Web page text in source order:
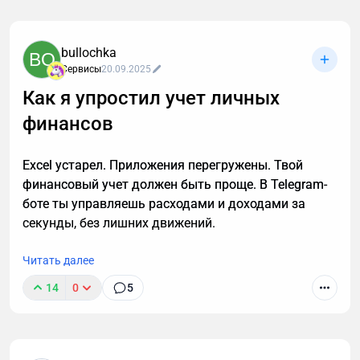
нативными приложениями и Telegram Mini Apps.
Речь пойдет о глобальных отличиях, которые
сильнее всего влияют на принятие решения
бизнеса о выборе того или иного сервиса/
платформы.
BO bullochka
Сервисы20.09.2025
Как я упростил учет личных
финансов
Excel устарел. Приложения перегружены. Твой
финансовый учет должен быть проще. В Telegram-
боте ты управляешь расходами и доходами за
секунды, без лишних движений.
Читать далее
14 0 5